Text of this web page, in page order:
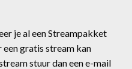
je al een Streampakket
gratis stream kan
stuur dan een e-mail